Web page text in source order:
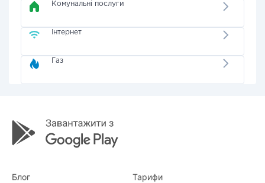
Комунальні послуги
Інтернет
Газ
Блог Тарифи